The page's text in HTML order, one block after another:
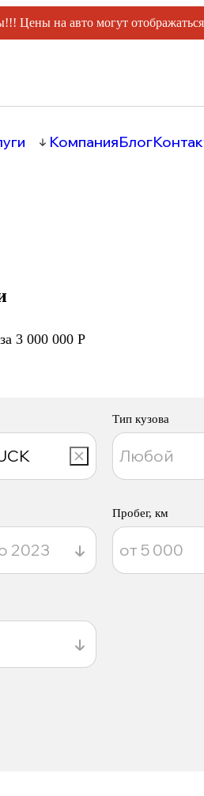
Цены на авто могут
КомпанияБлог
за 3 000 000 Р
Тип кузова
Пробег, км